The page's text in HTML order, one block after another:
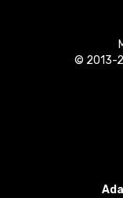
© 2013-